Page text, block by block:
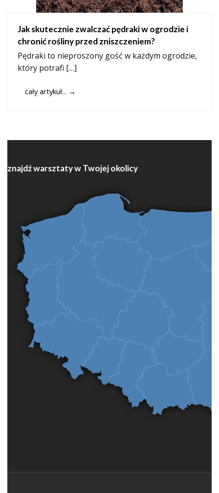
Jak skutecznie zwalczać pędraki w ogrodzie i
chronić rośliny przed zniszczeniem?
Pędraki to nieproszony gość w każdym ogrodzie,
który potrafi […]
cały artykuł... →
znajdź warsztaty w Twojej okolicy